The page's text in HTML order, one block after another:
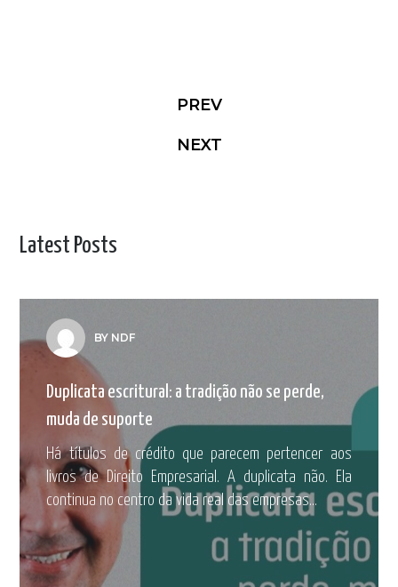
PREV
NEXT
Latest Posts
BY NDF
Duplicata escritural: a tradição não se perde,
muda de suporte
Há títulos de crédito que parecem pertencer aos
livros de Direito Empresarial. A duplicata não. Ela
continua no centro da vida real das empresas...